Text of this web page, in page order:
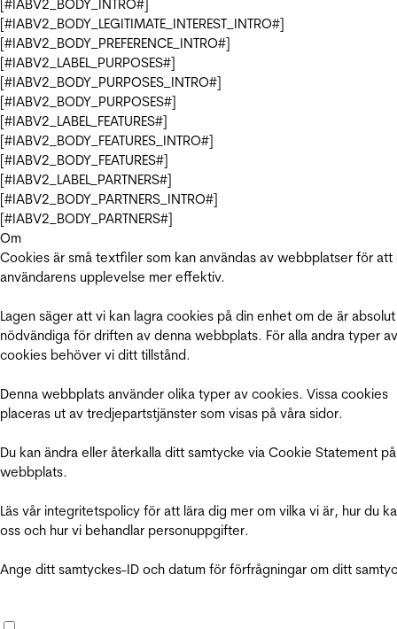
[#IABV2_BODY_INTRO#]
[#IABV2_BODY_LEGITIMATE_INTEREST_INTRO#]
[#IABV2_BODY_PREFERENCE_INTRO#]
[#IABV2_LABEL_PURPOSES#]
[#IABV2_BODY_PURPOSES_INTRO#]
[#IABV2_BODY_PURPOSES#]
[#IABV2_LABEL_FEATURES#]
[#IABV2_BODY_FEATURES_INTRO#]
[#IABV2_BODY_FEATURES#]
[#IABV2_LABEL_PARTNERS#]
[#IABV2_BODY_PARTNERS_INTRO#]
[#IABV2_BODY_PARTNERS#]
Om
Cookies är små textfiler som kan användas av webbplatser för att
användarens upplevelse mer effektiv.
Lagen säger att vi kan lagra cookies på din enhet om de är absolut
nödvändiga för driften av denna webbplats. För alla andra typer av
cookies behöver vi ditt tillstånd.
Denna webbplats använder olika typer av cookies. Vissa cookies
placeras ut av tredjepartstjänster som visas på våra sidor.
Du kan ändra eller återkalla ditt samtycke via Cookie Statement
webbplats.
Läs vår integritetspolicy för att lära dig mer om vilka vi är, hur du
oss och hur vi behandlar personuppgifter.
Ange ditt samtyckes-ID och datum för förfrågningar om ditt